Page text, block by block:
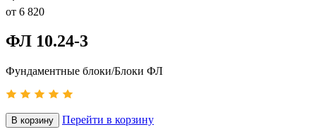
от 6 820
ФЛ 10.24-3
Фундаментные блоки/Блоки ФЛ
В корзину Перейти в корзину